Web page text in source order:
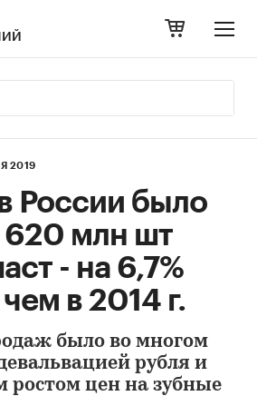
2019
России было
620 млн шт
- на 6,7%
в 2014 г.
было во многом
рубля и
ростом цен на зубные